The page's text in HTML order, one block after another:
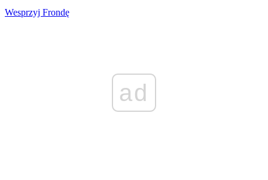
Wesprzyj Frondę
ad